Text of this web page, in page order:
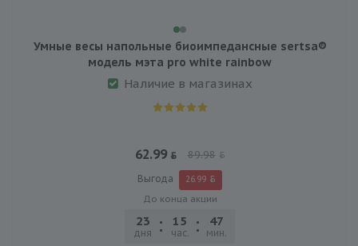
Умные весы напольные биоимпедансные sertsa®
модель мэта pro white rainbow
Наличие в магазинах
62.99 89.98
Выгода 26.99
До конца акции
23
дня
15
час.
47
мин.